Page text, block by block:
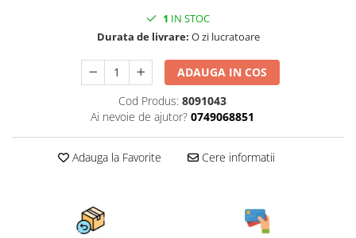
Sarma constructii
Scule, unelte si masini
Sfoara si franghii
Suruburi, dibluri si accesorii
prindere
Lustre si pendule
1 IN STOC
Durata de livrare: O zi lucratoare
ADAUGA IN COS
Cod Produs: 8091043
Ai nevoie de ajutor? 0749068851
Adauga la Favorite Cere informatii